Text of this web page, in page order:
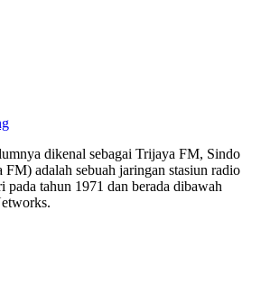
dikenal sebagai Trijaya FM, Sindo
adalah sebuah jaringan stasiun radio
pada tahun 1971 dan berada dibawah